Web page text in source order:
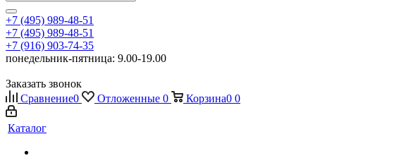
+7 (495) 989-48-51
+7 (495) 989-48-51
+7 (916) 903-74-35
понедельник-пятница: 9.00-19.00
Заказать звонок
Сравнение0 Отложенные 0 Корзина0 0
Каталог